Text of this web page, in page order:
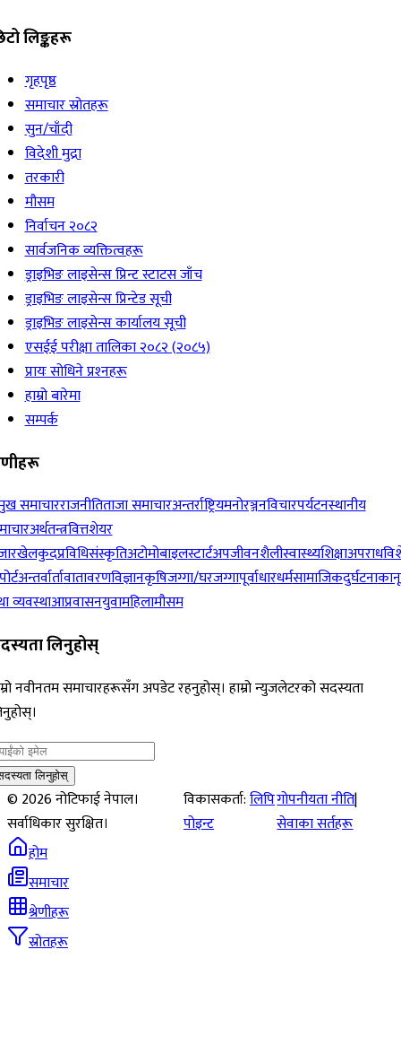
लिङ्कहरू
गृहपृष्ठ
समाचार स्रोतहरू
सुन/चाँदी
विदेशी मुद्रा
तरकारी
मौसम
निर्वाचन २०८२
सार्वजनिक व्यक्तित्वहरू
ड्राइभिङ लाइसेन्स प्रिन्ट स्टाटस जाँच
ड्राइभिङ लाइसेन्स प्रिन्टेड सूची
ड्राइभिङ लाइसेन्स कार्यालय सूची
एसईई परीक्षा तालिका २०८२ (२०८५)
प्रायः सोधिने प्रश्‍नहरू
हाम्रो बारेमा
सम्पर्क
समाचारराजनीतिताजा समाचारअन्तर्राष्ट्रियमनोरञ्जनविचारपर्यटनस्थानीय
अर्थतन्त्रवित्तशेयर
खेलकुदप्रविधिसंस्कृतिअटोमोबाइलस्टार्टअपजीवनशैलीस्वास्थ्यशिक्षाअपराध
अन्तर्वार्तावातावरणविज्ञानकृषिजग्गा/घरजग्गापूर्वाधारधर्मसामाजिकदुर्घटना
व्यवस्थाआप्रवासनयुवामहिलामौसम
लिनुहोस्
नवीनतम समाचारहरूसँग अपडेट रहनुहोस्। हाम्रो न्युजलेटरको सदस्यता
लिनुहोस्
©2026नोटिफाई नेपाल।
सर्वाधिकार सुरक्षित।
विकासकर्ता:लिपि
पोइन्ट
गोपनीयता नीति|
सेवाका सर्तहरू
होम
समाचार
श्रेणीहरू
स्रोतहरू